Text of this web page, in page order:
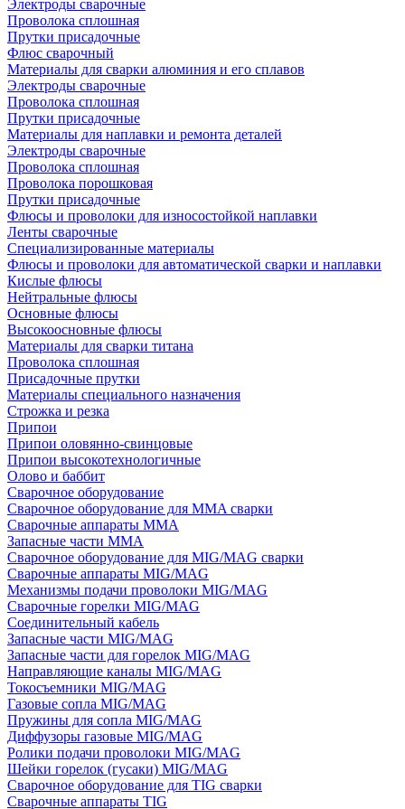
Электроды сварочные
Проволока сплошная
Прутки присадочные
Флюс сварочный
Материалы для сварки алюминия и его сплавов
Электроды сварочные
Проволока сплошная
Прутки присадочные
Материалы для наплавки и ремонта деталей
Электроды сварочные
Проволока сплошная
Проволока порошковая
Прутки присадочные
Флюсы и проволоки для износостойкой наплавки
Ленты сварочные
Специализированные материалы
Флюсы и проволоки для автоматической сварки и наплавки
Кислые флюсы
Нейтральные флюсы
Основные флюсы
Высокоосновные флюсы
Материалы для сварки титана
Проволока сплошная
Присадочные прутки
Материалы специального назначения
Строжка и резка
Припои
Припои оловянно-свинцовые
Припои высокотехнологичные
Олово и баббит
Сварочное оборудование
Сварочное оборудование для MMA сварки
Сварочные аппараты MMA
Запасные части MMA
Сварочное оборудование для MIG/MAG сварки
Сварочные аппараты MIG/MAG
Механизмы подачи проволоки MIG/MAG
Сварочные горелки MIG/MAG
Соединительный кабель
Запасные части MIG/MAG
Запасные части для горелок MIG/MAG
Направляющие каналы MIG/MAG
Токосъемники MIG/MAG
Газовые сопла MIG/MAG
Пружины для сопла MIG/MAG
Диффузоры газовые MIG/MAG
Ролики подачи проволоки MIG/MAG
Шейки горелок (гусаки) MIG/MAG
Сварочное оборудование для TIG сварки
Сварочные аппараты TIG